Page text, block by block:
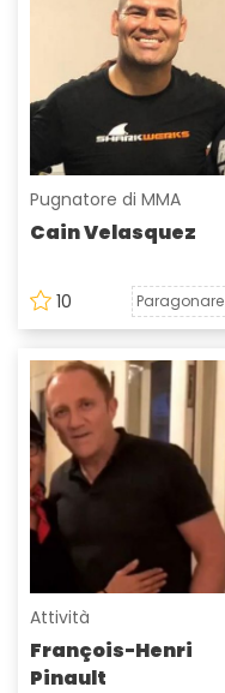
Pugnatore di MMA
Cain Velasquez
10 Paragonare
Attività
François-Henri
Pinault